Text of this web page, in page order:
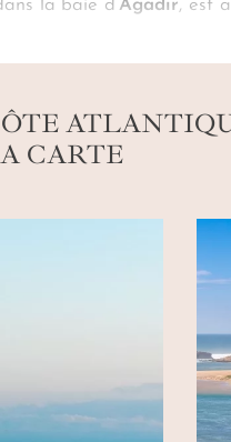
la baie d’Agadir, est
dans l’artisanat de
CARTE